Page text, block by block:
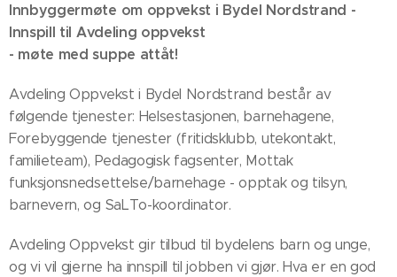
Innbyggermøte om oppvekst i Bydel Nordstrand -
Innspill til Avdeling oppvekst
- møte med suppe attåt!
Avdeling Oppvekst i Bydel Nordstrand består av
følgende tjenester: Helsestasjonen, barnehagene,
Forebyggende tjenester (fritidsklubb, utekontakt,
familieteam), Pedagogisk fagsenter, Mottak
funksjonsnedsettelse/barnehage - opptak og tilsyn,
barnevern, og SaLTo-koordinator.
Avdeling Oppvekst gir tilbud til bydelens barn og unge,
og vi vil gjerne ha innspill til jobben vi gjør. Hva er en god